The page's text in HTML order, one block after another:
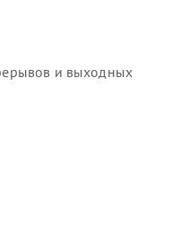
и выходных